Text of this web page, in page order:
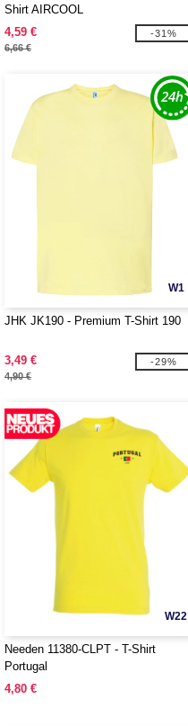
Shirt AIRCOOL
4,59 €
6,66 €
-31%
W1
JHK JK190 - Premium T-Shirt 190
3,49 €
4,90 €
-29%
W22
Needen 11380-CLPT - T-Shirt
Portugal
4,80 €